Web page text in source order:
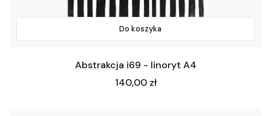
Do koszyka
Abstrakcja i69 - linoryt A4
Cena
140,00 zł